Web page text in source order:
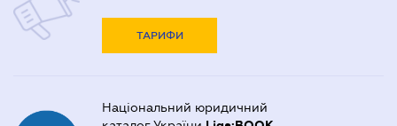
ТАРИФИ
Національний юридичний